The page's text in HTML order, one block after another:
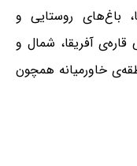
باغ‌های روستایی و
آفریقا، شمال و
خاورمیانه همچون